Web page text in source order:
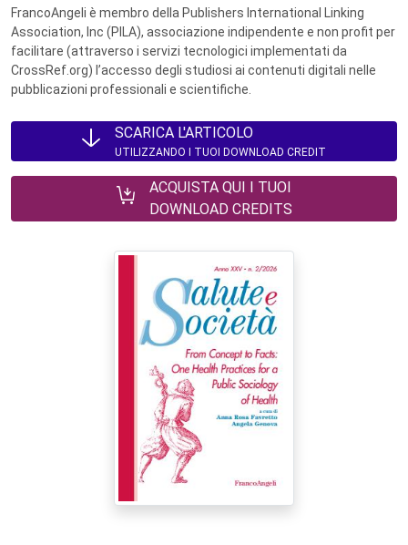
FrancoAngeli è membro della Publishers International Linking
Association, Inc (PILA), associazione indipendente e non profit per
facilitare (attraverso i servizi tecnologici implementati da
CrossRef.org) l’accesso degli studiosi ai contenuti digitali nelle
pubblicazioni professionali e scientifiche.
SCARICA L'ARTICOLO
UTILIZZANDO I TUOI DOWNLOAD CREDIT
ACQUISTA QUI I TUOI
DOWNLOAD CREDITS